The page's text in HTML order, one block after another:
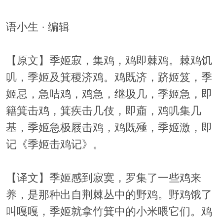
语小生 · 编辑
【原文】季姬寂，集鸡，鸡即棘鸡。棘鸡饥
叽，季姬及箕稷济鸡。鸡既济，跻姬笈，季
姬忌，急咭鸡，鸡急，继圾几，季姬急，即
籍箕击鸡，箕疾击几伎，即齑，鸡叽集几
基，季姬急极屐击鸡，鸡既殛，季姬激，即
记《季姬击鸡记》。
【译文】季姬感到寂寞，罗集了一些鸡来
养，是那种出自荆棘丛中的野鸡。野鸡饿了
叫嘎嘎，季姬就拿竹箕中的小米喂它们。鸡